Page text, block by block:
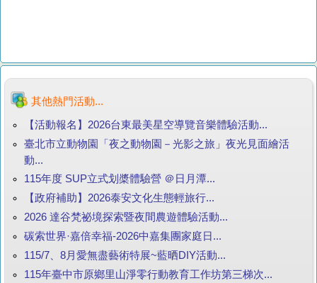
其他熱門活動...
【活動報名】2026台東最美星空導覽音樂體驗活動...
臺北市立動物園「夜之動物園－光影之旅」夜光見面繪活
動...
115年度 SUP立式划槳體驗營 ＠日月潭...
【政府補助】2026泰安文化生態輕旅行...
2026 達谷梵祕境探索暨夜間農遊體驗活動...
碳索世界·嘉倍幸福-2026中嘉集團家庭日...
115/7、8月愛無盡藝術特展~藍晒DIY活動...
115年臺中市原鄉里山淨零行動教育工作坊第三梯次...